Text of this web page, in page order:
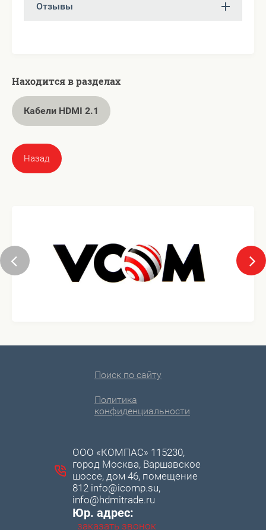
Отзывы
Находится в разделах
Кабели HDMI 2.1
Назад
Поиск по сайту
Политика
конфиденциальности
ООО «КОМПАС» 115230,
город Москва, Варшавское
шоссе, дом 46, помещение
812 info@icomp.su,
info@hdmitrade.ru
Юр. адрес:
заказать звонок